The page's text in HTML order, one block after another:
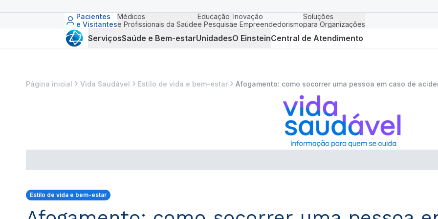
Pacientes
e Visitantes
Médicos
e Profissionais da Saúde
Educação
e Pesquisa
Inovação
e Empreendedorismo
Soluções
para Organizações
ServiçosSaúde e Bem-estarUnidadesO EinsteinCentral de Atendimento
Página inicial Vida Saudável Estilo de vida e bem-estar Afogamento: como socorrer uma pessoa em caso de
Estilo de vida e bem-estar